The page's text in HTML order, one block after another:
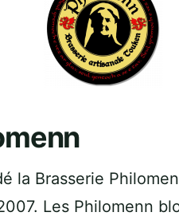
la Brasserie
Les Philomenn